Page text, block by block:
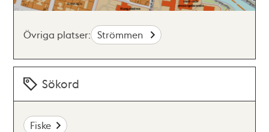
Övriga platser: Strömmen
Sökord
Fiske